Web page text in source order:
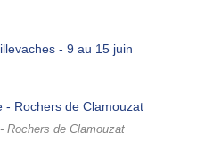
Rochers de Clamouzat